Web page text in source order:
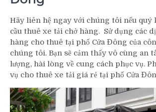
Hãy liên hệ ngay với chúng tôi nếu quý
cầu thuê xe tải chở hàng. Sử dụng các
hàng cho thuê tại phố Cửa Đông của
chúng tôi. Bạn sẽ cảm thấy vô cùng an
lượng, hài lòng về cung cách phục vụ.
vụ cho thuê xe tải giá rẻ tại phố Cửa